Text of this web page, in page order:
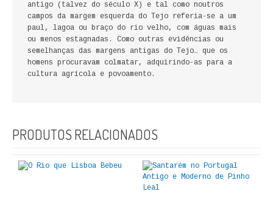
BIOGRAFIA
FICÇÃO E ROMANCE
LABIRINTOS DE EROS
POESIA E TEATRO
REVISTA DEDALUS
antigo (talvez do século X) e tal como noutros
campos da margem esquerda do Tejo referia-se a um
paul, lagoa ou braço do rio velho, com águas mais
ou menos estagnadas. Como outras evidências ou
semelhanças das margens antigas do Tejo… que os
homens procuravam colmatar, adquirindo-as para a
cultura agrícola e povoamento.
PRODUTOS RELACIONADOS